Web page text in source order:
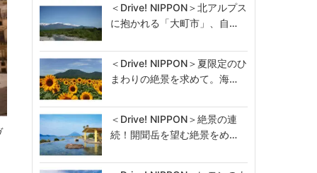
＜Drive! NIPPON＞北アルプス
に抱かれる「大町市」、自…
＜Drive! NIPPON＞夏限定のひ
まわりの絶景を求めて。海…
＜Drive! NIPPON＞絶景の連
続！開聞岳を望む絶景をめ…